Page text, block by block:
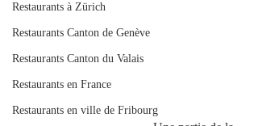
Restaurants à Zürich
Restaurants Canton de Genève
Restaurants Canton du Valais
Restaurants en France
Restaurants en ville de Fribourg